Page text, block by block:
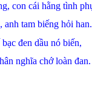
con cái hằng tình
anh tam biếng hỏi han.
bạc đen dầu nó biến,
nghĩa chớloàn đan.